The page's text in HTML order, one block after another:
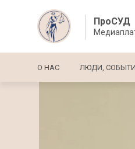
ПроСУД
Основная
О НАС ЛЮДИ,